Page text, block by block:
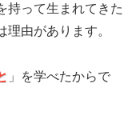
持って生まれてきた
理由があります。
」を学べたからで